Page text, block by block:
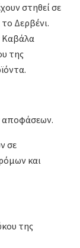
στηθεί σε
Δερβένι.
Καβάλα
της
αποφάσεων.
σε
και
της